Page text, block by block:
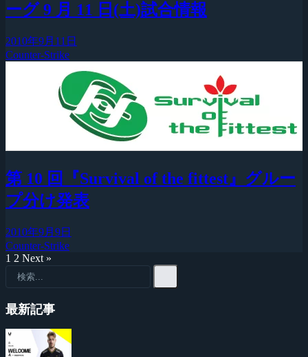
ーグ 9 月 11 日(土)試合情報
2010年9月11日
Counter-Strike
第 10 回『Survival of the fittest』グルー
プ分け発表
2010年9月9日
Counter-Strike
1 2 Next »
最新記事